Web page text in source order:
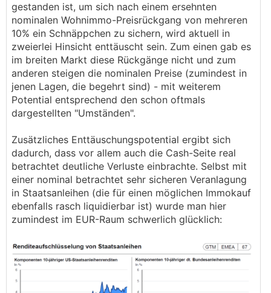
gestanden ist, um sich nach einem ersehnten
nominalen Wohnimmo-Preisrückgang von mehreren
10% ein Schnäppchen zu sichern, wird aktuell in
zweierlei Hinsicht enttäuscht sein. Zum einen gab es
im breiten Markt diese Rückgänge nicht und zum
anderen steigen die nominalen Preise (zumindest in
jenen Lagen, die begehrt sind) - mit weiterem
Potential entsprechend den schon oftmals
dargestellten "Umständen".
Zusätzliches Enttäuschungspotential ergibt sich
dadurch, dass vor allem auch die Cash-Seite real
betrachtet deutliche Verluste einbrachte. Selbst mit
einer nominal betrachtet sehr sicheren Veranlagung
in Staatsanleihen (die für einen möglichen Immokauf
ebenfalls rasch liquidierbar ist) wurde man hier
zumindest im EUR-Raum schwerlich glücklich: